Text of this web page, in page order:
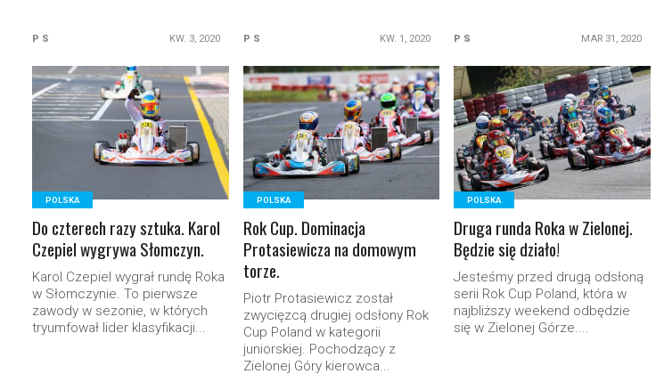
P S KW. 3, 2020 P S KW. 1, 2020 P S MAR 31, 2020
READ MORE
POLSKA
Do czterech razy sztuka. Karol
Czepiel wygrywa Słomczyn.
Karol Czepiel wygrał rundę Roka
w Słomczynie. To pierwsze
zawody w sezonie, w których
tryumfował lider klasyfikacji...
READ MORE
POLSKA
Rok Cup. Dominacja
Protasiewicza na domowym
torze.
Piotr Protasiewicz został
zwycięzcą drugiej odsłony Rok
Cup Poland w kategorii
juniorskiej. Pochodzący z
Zielonej Góry kierowca...
READ MORE
POLSKA
Druga runda Roka w Zielonej.
Będzie się działo!
Jesteśmy przed drugą odsłoną
serii Rok Cup Poland, która w
najbliższy weekend odbędzie
się w Zielonej Górze....